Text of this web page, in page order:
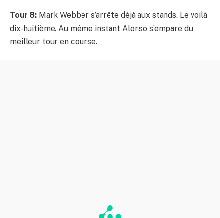
Tour 8: Mark Webber s’arrête déjà aux stands. Le voilà
dix-huitième. Au même instant Alonso s’empare du
meilleur tour en course.